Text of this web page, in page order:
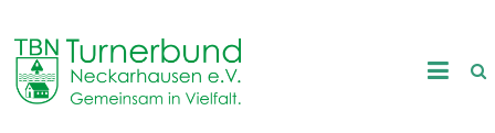
content
TB
Neckarhausen